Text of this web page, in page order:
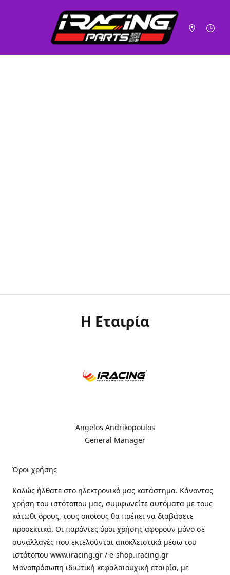
Η Εταιρία
Angelos Andrikopoulos
General Manager
Όροι χρήσης
Καλώς ήλθατε στo ηλεκτρονικό μας κατάστημα. Κάνοντας
χρήση του ιστότοπου μας, συμφωνείτε αυτόματα με τους
κάτωθι όρους, τους οποίους θα πρέπει να διαβάσετε
προσεκτικά. Οι παρόντες όροι χρήσης αφορούν μόνο σε
συναλλαγές που εκτελούνται αποκλειστικά μέσω του
ιστότοπου www.iracing.gr / e-shop.iracing.gr
Μονοπρόσωπη ιδιωτική κεφαλαιουχική εταιρία, με